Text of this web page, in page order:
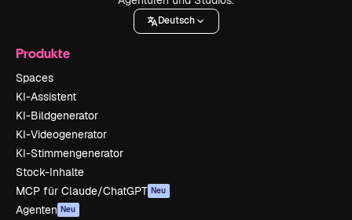
Deutsch
Produkte
Spaces
KI-Assistent
KI-Bildgenerator
KI-Videogenerator
KI-Stimmengenerator
Stock-Inhalte
MCP für Claude/ChatGPT Neu
Agenten Neu